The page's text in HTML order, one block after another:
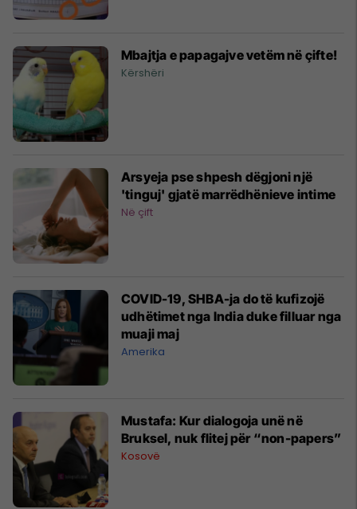
Mbajtja e papagajve vetëm në çifte!
Kërshëri
Arsyeja pse shpesh dëgjoni një
'tinguj' gjatë marrëdhënieve intime
Në çift
COVID-19, SHBA-ja do të kufizojë
udhëtimet nga India duke filluar nga
muaji maj
Amerika
Mustafa: Kur dialogoja unë në
Bruksel, nuk flitej për “non-papers”
Kosovë